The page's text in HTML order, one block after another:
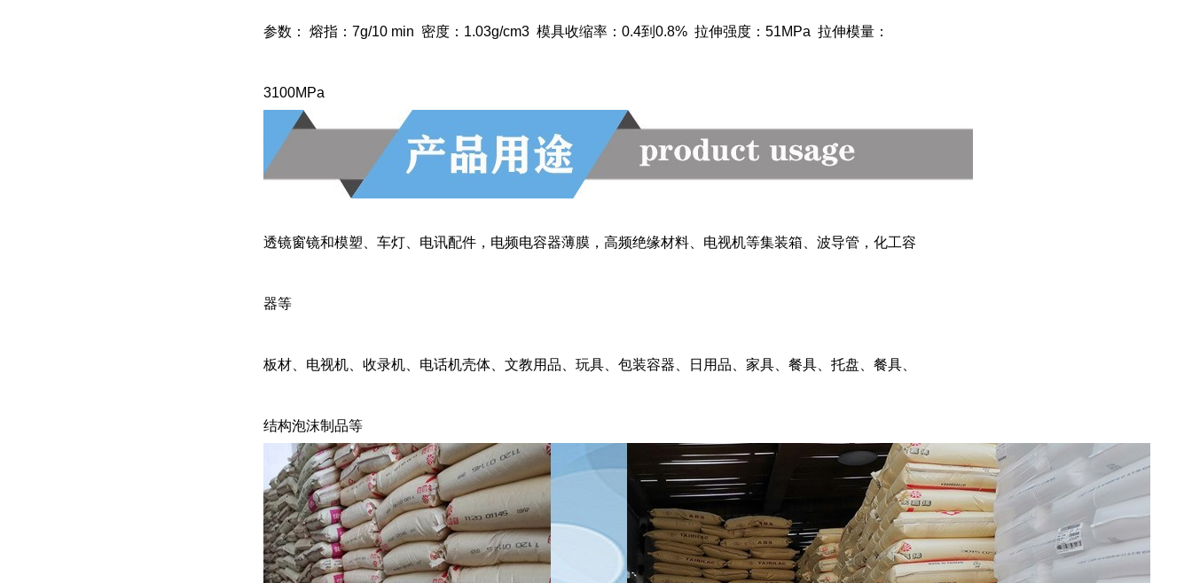
参数： 熔指：7g/10 min 密度：1.03g/cm3 模具收缩率：0.4到0.8% 拉伸强度：51MPa 拉伸模量：
3100MPa
透镜窗镜和模塑、车灯、电讯配件，电频电容器薄膜，高频绝缘材料、电视机等集装箱、波导管，化工容
器等
板材、电视机、收录机、电话机壳体、文教用品、玩具、包装容器、日用品、家具、餐具、托盘、餐具、
结构泡沫制品等